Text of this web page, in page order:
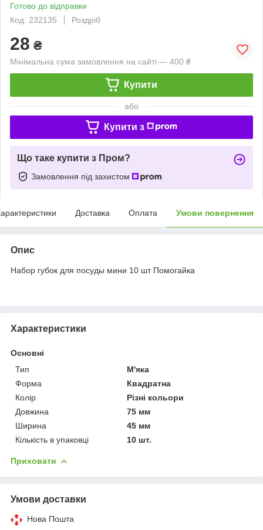
Готово до відправки
Код: 232135
Роздріб
28 ₴
Мінімальна сума замовлення на сайті — 400 ₴
Купити
або
Купити з
Що таке купити з Пром?
Замовлення під захистом
Доставка Оплата Умови повернення
Опис
Набор губок для посуды мини 10 шт Помогайка
Характеристики
Основні
Тип
М'яка
Форма
Квадратна
Колір
Різні кольори
Довжина
75 мм
Ширина
45 мм
Кількість в упаковці
10 шт.
Приховати
Умови доставки
Нова Пошта